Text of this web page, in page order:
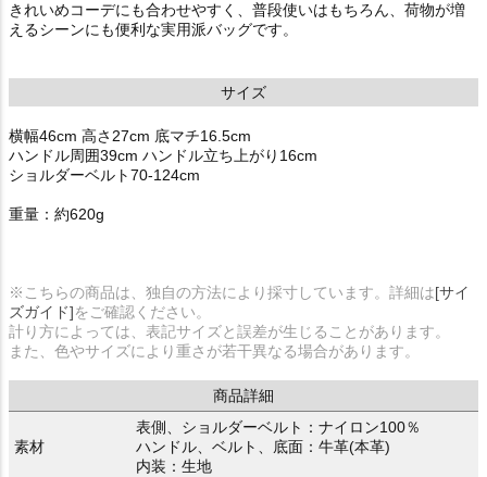
きれいめコーデにも合わせやすく、普段使いはもちろん、荷物が増
えるシーンにも便利な実用派バッグです。
サイズ
横幅46cm 高さ27cm 底マチ16.5cm
ハンドル周囲39cm ハンドル立ち上がり16cm
ショルダーベルト70-124cm
重量：約620g
※こちらの商品は、独自の方法により採寸しています。詳細は[サイ
ズガイド]をご確認ください。
計り方によっては、表記サイズと誤差が生じることがあります。
また、色やサイズにより重さが若干異なる場合があります。
商品詳細
素材
表側、ショルダーベルト：ナイロン100％
ハンドル、ベルト、底面：牛革(本革)
内装：生地